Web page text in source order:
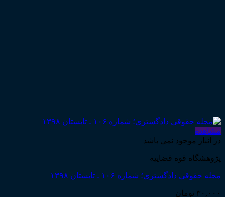
مشاهده
در انبار موجود نمی باشد
پژوهشگاه قوه قضاییه
مجله حقوقی دادگستری؛ شماره ۱۰۶ ـ تابستان ۱۳۹۸
۳۰,۰۰۰ تومان